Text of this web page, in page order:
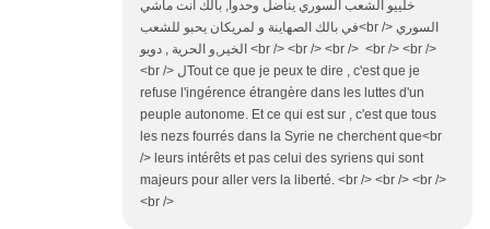
خلييو الشعب السوري يناضل وحدوا, بالك انت ماشي
في بالك الصهاينة و لمريكان يحبو للشعب<br /> السوري
الخير,و الحرية , دويو<br /> <br /> <br /> <br /> <br />
<br /> لTout ce que je peux te dire , c'est que je
refuse l'ingérence étrangère dans les luttes d'un
peuple autonome. Et ce qui est sur , c'est que tous
les nezs fourrés dans la Syrie ne cherchent que<br
/> leurs intérêts et pas celui des syriens qui sont
majeurs pour aller vers la liberté. <br /> <br /> <br />
<br />